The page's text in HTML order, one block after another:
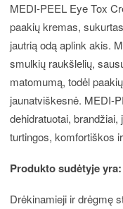
MEDI-PEEL Eye Tox
paakių kremas,
jautrią odą aplink akis.
smulkių raukšlelių,
matomumą, todėl
jaunatviškesnė. MEDI-
dehidratuotai,
turtingos, komfortiškos
Produkto sudėtyje yra:
Drėkinamieji ir drėgmę